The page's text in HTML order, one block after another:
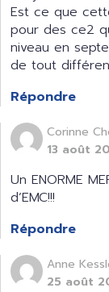
Est ce que
pour des ce2
niveau en
de tout
Répondre
Corinne
13 août
Un ENORME
d’EMC!!!
Répondre
Anne
25 août